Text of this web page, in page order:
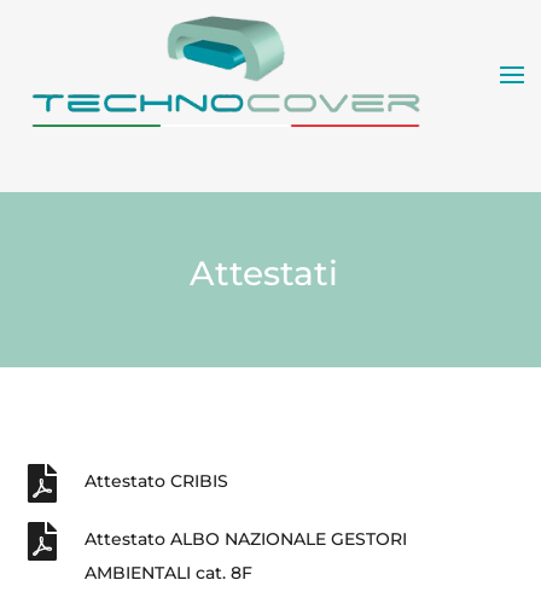
Attestati
 Attestato CRIBIS

Attestato ALBO NAZIONALE GESTORI
AMBIENTALI cat. 8F